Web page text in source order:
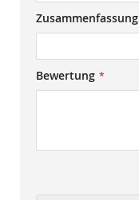
Zusammenfassung
Bewertung